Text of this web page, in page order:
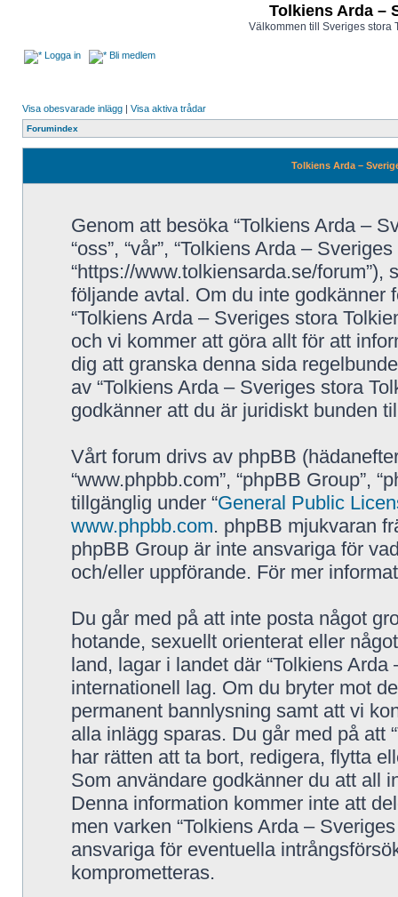
Tolkiens Arda –
Välkommen till Sveriges stora
Logga in Bli medlem
Visa obesvarade inlägg | Visa aktiva trådar
Forumindex
Tolkiens Arda –
Genom att besöka “Tolkiens Arda –
“oss”, “vår”, “Tolkiens Arda –
“https://www.tolkiensarda.se/
följande avtal. Om du inte godkänner
“Tolkiens Arda – Sveriges stora
och vi kommer att göra allt för att
dig att granska denna sida
av “Tolkiens Arda – Sveriges stora
godkänner att du är juridiskt bunden
Vårt forum drivs av phpBB (hädanefter
“www.phpbb.com”, “phpBB Group”,
tillgänglig under “General Public
www.phpbb.com. phpBB mjukvaran
phpBB Group är inte ansvariga för
och/eller uppförande. För mer
Du går med på att inte posta något
hotande, sexuellt orienterat eller
land, lagar i landet där “Tolkiens
internationell lag. Om du bryter mot
permanent bannlysning samt att vi
alla inlägg sparas. Du går med på att
har rätten att ta bort, redigera, flytta
Som användare godkänner du att all
Denna information kommer inte att
men varken “Tolkiens Arda –
ansvariga för eventuella
komprometteras.